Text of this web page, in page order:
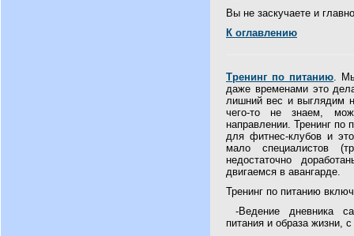
Вы не заскучаете и
К оглавлению
Тренинг по питанию.
даже временами это
лишний вес и выглядим
чего-то не знаем,
направлении. Тренинг по
для фитнес-клубов и
мало специалистов
недостаточно
двигаемся в авангарде.
Тренинг по питанию
-Ведение дневника
питания и образа жизни,